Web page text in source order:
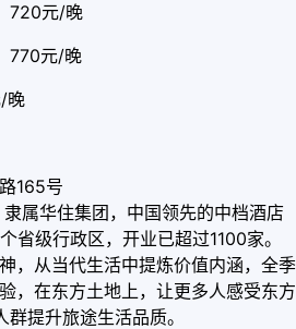
720元/晚
770元/晚
晚
165号
属华住集团，中国领先的中档酒店
省级行政区，开业已超过1100家。
，从当代生活中提炼价值内涵，全季
，在东方土地上，让更多人感受东方
提升旅途生活品质。